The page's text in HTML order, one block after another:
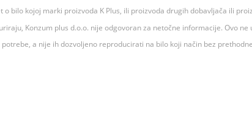
bilo kojoj marki proizvoda K Plus, ili proizvoda drugih dobavljača ili
Konzum plus d.o.o. nije odgovoran za netočne informacije. Ovo ne
a nije ih dozvoljeno reproducirati na bilo koji način bez